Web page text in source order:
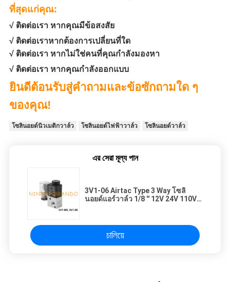
ที่สุดแก่คุณ:
√ ติดต่อเรา หากคุณมีข้อสงสัย
√ ติดต่อเราหากต้องการเปลี่ยนที่ใด
√ ติดต่อเรา หากไม่ใช่คนที่คุณกำลังมองหา
√ ติดต่อเรา หากคุณกำลังออกแบบ
ยินดีต้อนรับสู่คำถามและข้อซักถามใด ๆ
ของคุณ!
โซลินอยด์นิวเมติกวาล์ว โซลินอยด์ไฟฟ้าวาล์ว โซลินอยด์วาล์ว
এর সেরা মূল্য পান
3V1-06 Airtac Type 3 Way โซลิ
นอยด์แอร์วาล์ว 1/8 '' 12V 24V 110V
চালিয়ে